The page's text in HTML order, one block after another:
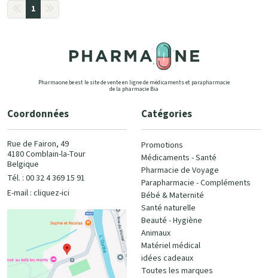
1
Pharmaone.be est le site de vente en ligne de médicaments et parapharmacie
de la pharmacie Bia
Coordonnées
Rue de Fairon, 49
4180 Comblain-la-Tour
Belgique
Tél. : 00 32 4 369 15 91
E-mail : cliquez-ici
Catégories
Promotions
Médicaments - Santé
Pharmacie de Voyage
Parapharmacie - Compléments
Bébé & Maternité
Santé naturelle
Beauté - Hygiène
Animaux
Matériel médical
idées cadeaux
Toutes les marques